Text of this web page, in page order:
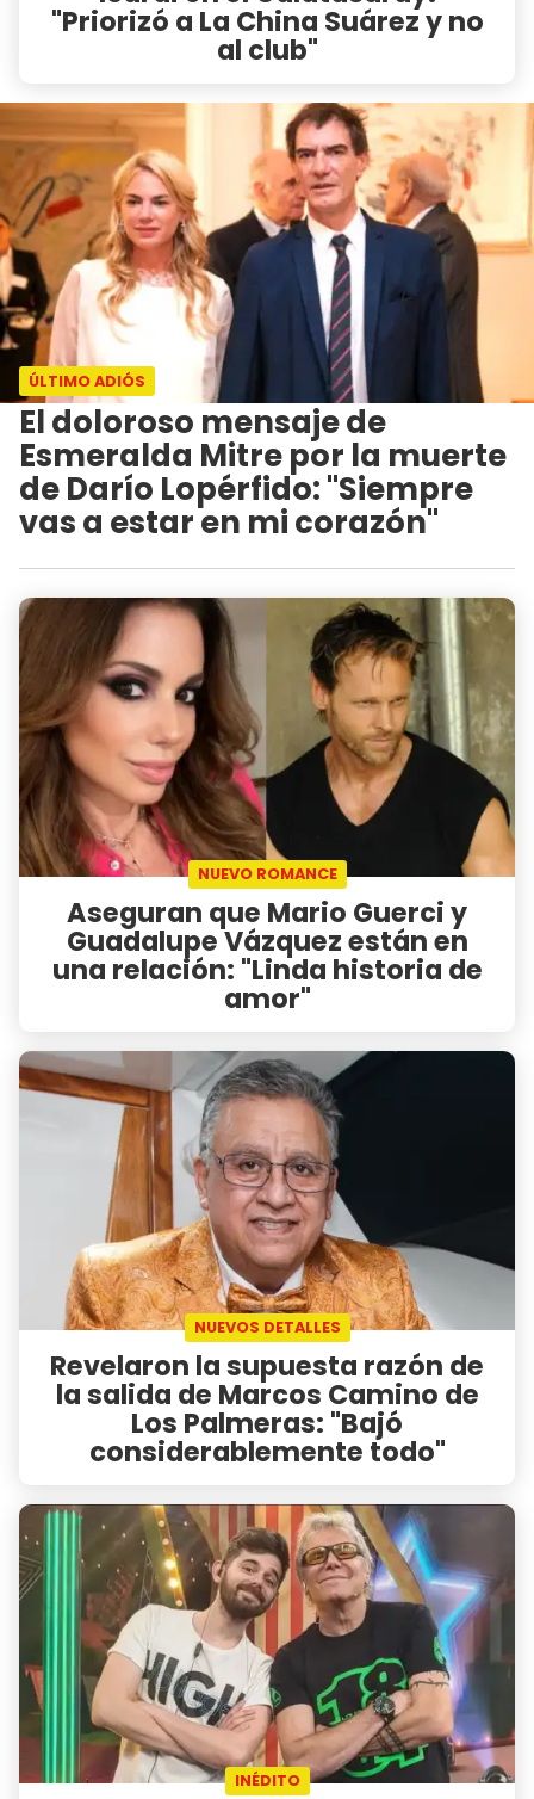
"Priorizó a La China Suárez y no
al club"
ÚLTIMO ADIÓS
El doloroso mensaje de
Esmeralda Mitre por la muerte
de Darío Lopérfido: "Siempre
vas a estar en mi corazón"
NUEVO ROMANCE
Aseguran que Mario Guerci y
Guadalupe Vázquez están en
una relación: "Linda historia de
amor"
NUEVOS DETALLES
Revelaron la supuesta razón de
la salida de Marcos Camino de
Los Palmeras: "Bajó
considerablemente todo"
INÉDITO